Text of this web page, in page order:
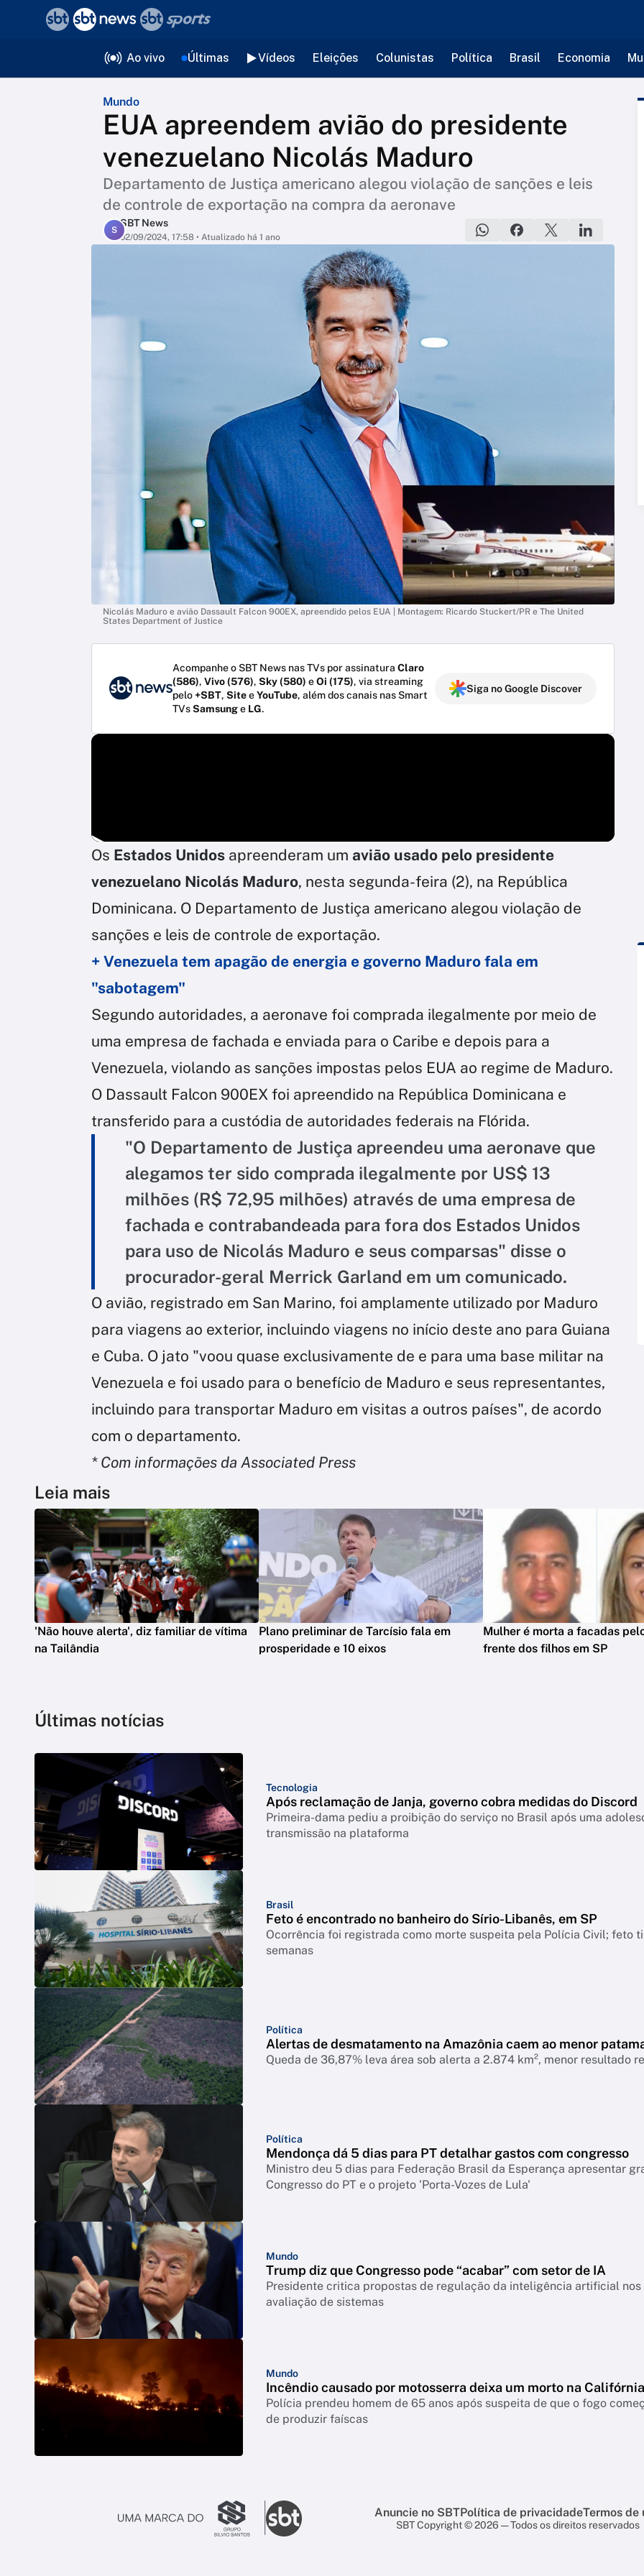
Ao vivo Últimas Vídeos Eleições Colunistas Política Brasil Economia
Mundo
EUA apreendem avião do presidente
venezuelano Nicolás Maduro
Departamento de Justiça americano alegou violação de sanções e leis
de controle de exportação na compra da aeronave
S
SBT News
02/09/2024, 17:58 • Atualizado há 1 ano
Nicolás Maduro e avião Dassault Falcon 900EX, apreendido pelos EUA | Montagem: Ricardo Stuckert/PR e The United
States Department of Justice
Acompanhe o SBT News nas TVs por assinatura Claro
(586), Vivo (576), Sky (580) eOi (175), via streaming
pelo+SBT, SiteeYouTube, além dos canais nas Smart
TVsSamsunge LG.
Siga no Google Discover
Os Estados Unidos apreenderam um avião usado pelo presidente
venezuelano Nicolás Maduro, nesta segunda-feira (2), na República
Dominicana. O Departamento de Justiça americano alegou violação de
sanções e leis de controle de exportação.
+ Venezuela tem apagão de energia e governo Maduro fala em
"sabotagem"
Segundo autoridades, a aeronave foi comprada ilegalmente por meio de
uma empresa de fachada e enviada para o Caribe e depois para a
Venezuela, violando as sanções impostas pelos EUA ao regime de Maduro.
O Dassault Falcon 900EX foi apreendido na República Dominicana e
transferido para a custódia de autoridades federais na Flórida.
"O Departamento de Justiça apreendeu uma aeronave que
alegamos ter sido comprada ilegalmente por US$ 13
milhões (R$ 72,95 milhões) através de uma empresa de
fachada e contrabandeada para fora dos Estados Unidos
para uso de Nicolás Maduro e seus comparsas" disse o
procurador-geral Merrick Garland em um comunicado.
O avião, registrado em San Marino, foi amplamente utilizado por Maduro
para viagens ao exterior, incluindo viagens no início deste ano para Guiana
e Cuba. O jato "voou quase exclusivamente de e para uma base militar na
Venezuela e foi usado para o benefício de Maduro e seus representantes,
incluindo para transportar Maduro em visitas a outros países", de acordo
com o departamento.
* Com informações da Associated Press
Leia mais
'Não houve alerta', diz familiar de vítima
na Tailândia
Plano preliminar de Tarcísio fala em
prosperidade e 10 eixos
Mulher é morta a facadas
frente dos filhos em SP
Últimas notícias
Tecnologia
Após reclamação de Janja, governo cobra medidas do Discord
Primeira-dama pediu a proibição do serviço no Brasil após uma
transmissão na plataforma
Brasil
Feto é encontrado no banheiro do Sírio-Libanês, em SP
Ocorrência foi registrada como morte suspeita pela Polícia Civil; feto
semanas
Política
Alertas de desmatamento na Amazônia caem ao menor
Queda de 36,87% leva área sob alerta a 2.874 km², menor resultado
Política
Mendonça dá 5 dias para PT detalhar gastos com congresso
Ministro deu 5 dias para Federação Brasil da Esperança apresentar
Congresso do PT e o projeto 'Porta-Vozes de Lula'
Mundo
Trump diz que Congresso pode “acabar” com setor de IA
Presidente critica propostas de regulação da inteligência artificial nos
avaliação de sistemas
Mundo
Incêndio causado por motosserra deixa um morto na Califórnia
Polícia prendeu homem de 65 anos após suspeita de que o fogo
de produzir faíscas
Anuncie no SBTPolítica de privacidadeTermos de
SBT Copyright © 2026 — Todos os direitos reservados
voltar
Editorias